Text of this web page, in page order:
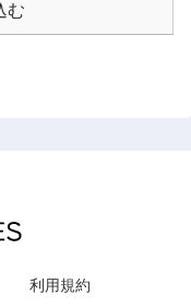
む
利用規約